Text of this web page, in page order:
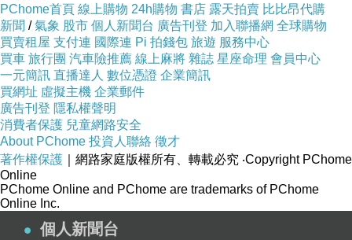
讓每一口都吃的到新鮮美味與健康，採用精工手切加上高壓燉
熬，
細火慢熬將白木耳燉到入口即化，白木耳的膠質都完全融於每
一滴水中，
飲用低卡路里又健康的白木耳露 飲品，也能輕鬆擁有精緻又美
味的養生，
白木耳又稱平價燕窩，含有豐富的植物性膠質與膳食纖維，
能養顏美容又能幫助消化，且白木耳含多醣體能提高免疫力，
PChome首頁 線上購物 24h購物 書店 露天拍賣 比比昂代購
新聞 /氣象 股市 個人新聞台 廣告刊登 加入聯播網 全球購物
買賣租屋 支付連 國際連 Pi 拍錢包 旅遊 服務中心
買車 旅行團 汽車險推薦 線上麻將 雜誌 星座命理 會員中心
一元簡訊 直播達人 數位憑證 企業簡訊
買網址 虛擬主機 企業郵件
廣告刊登 隱私權聲明
消費者保護 兒童網路安全
About PChome 投資人聯絡 徵才
著作權保護 ｜網路家庭版權所有、轉載必究 ‧Copyright PChome
Online
PChome Online and PChome are trademarks of PChome
Online Inc.
個人新聞台